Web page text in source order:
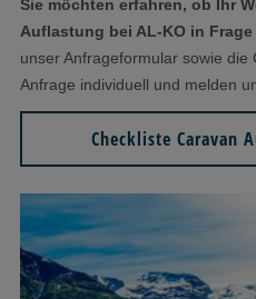
Sie möchten erfahren, ob Ihr
Auflastung bei AL-KO in
unser Anfrageformular sowie
Anfrage individuell und melden
Checkliste Caravan